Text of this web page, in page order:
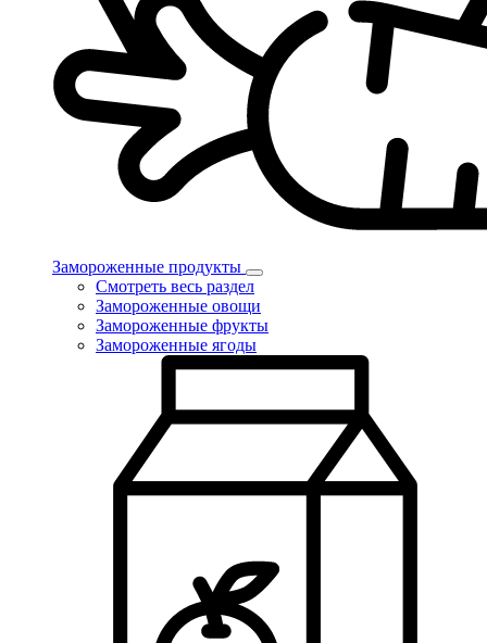
Замороженные продукты
Смотреть весь раздел
Замороженные овощи
Замороженные фрукты
Замороженные ягоды